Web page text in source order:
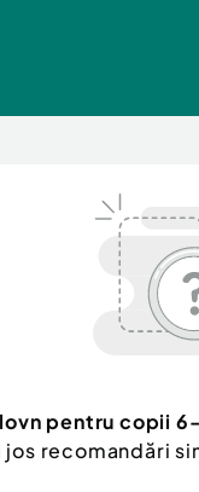
pentru copii
jos recomandări